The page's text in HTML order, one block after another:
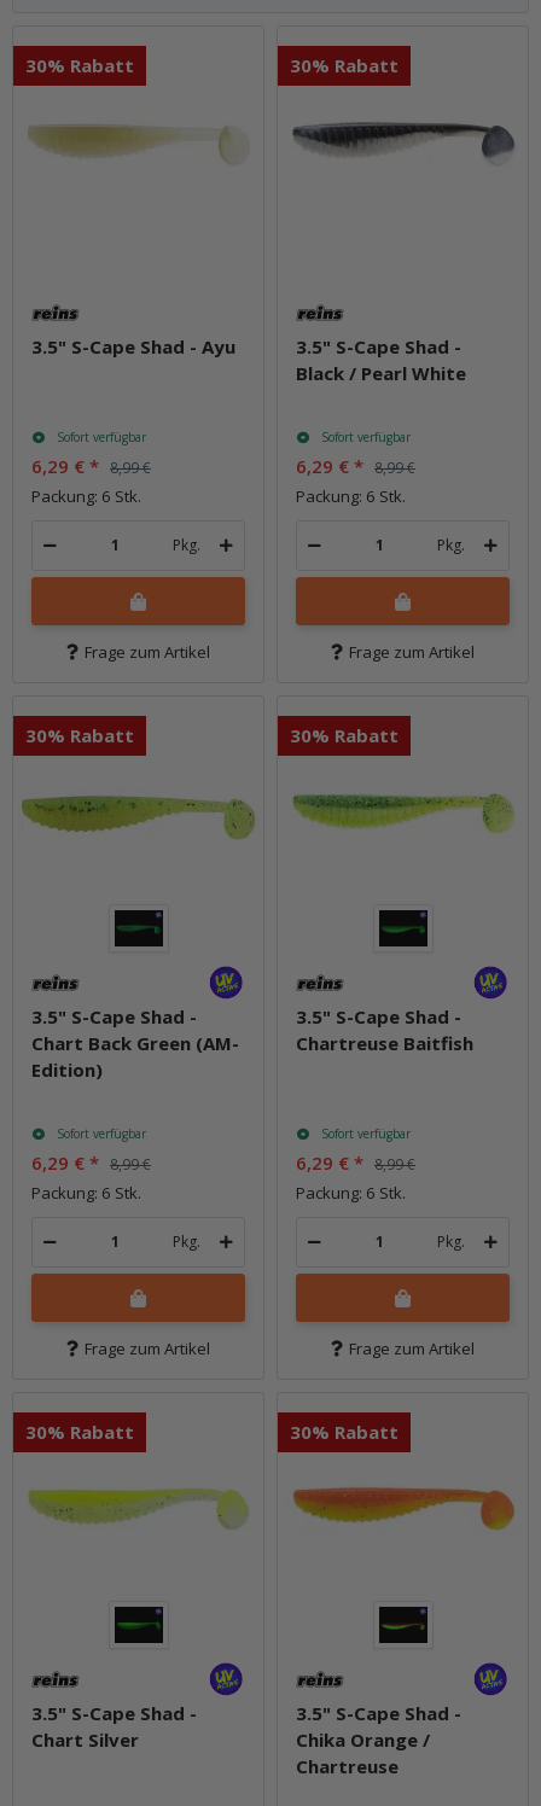
30% Rabatt
3.5" S-Cape Shad - Ayu
Sofort verfügbar
6,29 € * 8,99 €
Packung: 6 Stk.
Pkg.
Frage zum Artikel
30% Rabatt
3.5" S-Cape Shad -
Black / Pearl White
Sofort verfügbar
6,29 € * 8,99 €
Packung: 6 Stk.
Pkg.
Frage zum Artikel
30% Rabatt
3.5" S-Cape Shad -
Chart Back Green (AM-
Edition)
Sofort verfügbar
6,29 € * 8,99 €
Packung: 6 Stk.
Pkg.
Frage zum Artikel
30% Rabatt
3.5" S-Cape Shad -
Chartreuse Baitfish
Sofort verfügbar
6,29 € * 8,99 €
Packung: 6 Stk.
Pkg.
Frage zum Artikel
30% Rabatt
3.5" S-Cape Shad -
Chart Silver
30% Rabatt
3.5" S-Cape Shad -
Chika Orange /
Chartreuse